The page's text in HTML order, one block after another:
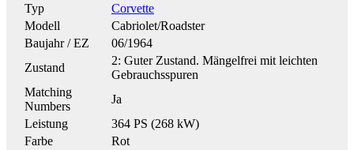
Typ
Corvette
Modell
Cabriolet/Roadster
Baujahr / EZ
06/1964
Zustand
2: Guter Zustand. Mängelfrei mit leichten
Gebrauchsspuren
Matching
Numbers
Ja
Leistung
364 PS (268 kW)
Farbe
Rot